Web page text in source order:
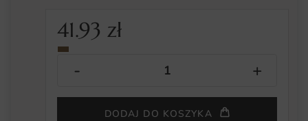
41.93zł
DODAJ DO KOSZYKA